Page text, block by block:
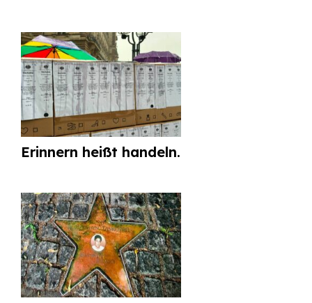
Erinnern heißt handeln.